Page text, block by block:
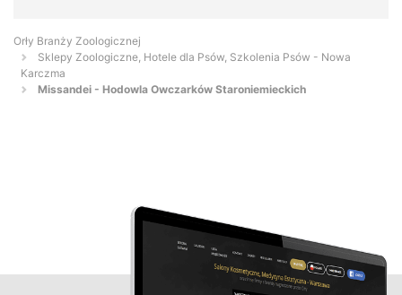
Orły Branży Zoologicznej
Sklepy Zoologiczne, Hotele dla Psów, Szkolenia Psów - Nowa
Karczma
Missandei - Hodowla Owczarków Staroniemieckich